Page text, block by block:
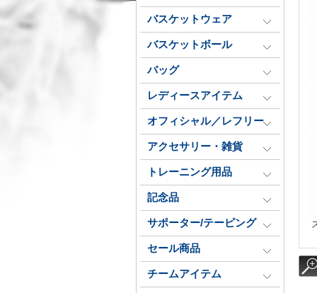
バスケットウェア
バスケットボール
バッグ
レディースアイテム
オフィシャル／レフリー
アクセサリー・雑貨
トレーニング用品
記念品
サポーター/テーピング
セール商品
チームアイテム